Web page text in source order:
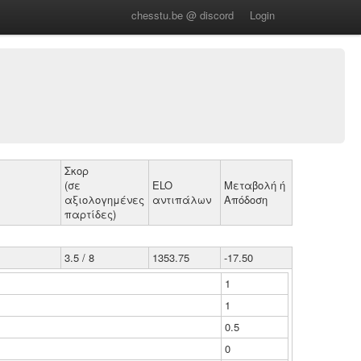
chesstu.be @ discord Login
Σκορ
(σε
αξιολογημένες
παρτίδες)
ELO
αντιπάλων
Μεταβολή ή
Απόδοση
3.5 / 8 1353.75
-17.50
1
1
0.5
0